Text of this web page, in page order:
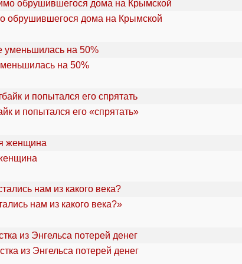
обрушившегося дома на Крымской
на 50%
и попытался его «спрятать»
нам из какого века?»
из Энгельса потерей денег